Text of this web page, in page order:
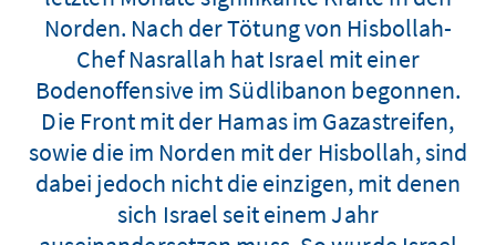
Norden. Nach der Tötung von Hisbollah-
Chef Nasrallah hat Israel mit einer
Bodenoffensive im Südlibanon begonnen.
Die Front mit der Hamas im Gazastreifen,
sowie die im Norden mit der Hisbollah, sind
dabei jedoch nicht die einzigen, mit denen
sich Israel seit einem Jahr